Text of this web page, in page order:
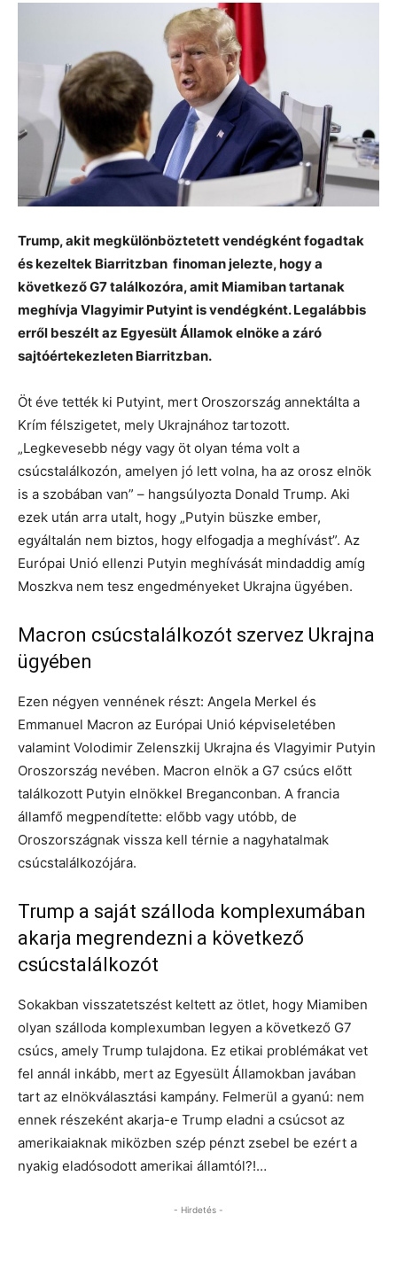
Trump, akit megkülönböztetett vendégként fogadtak
és kezeltek Biarritzban finoman jelezte, hogy a
következő G7 találkozóra, amit Miamiban tartanak
meghívja Vlagyimir Putyint is vendégként. Legalábbis
erről beszélt az Egyesült Államok elnöke a záró
sajtóértekezleten Biarritzban.
Öt éve tették ki Putyint, mert Oroszország annektálta a
Krím félszigetet, mely Ukrajnához tartozott.
„Legkevesebb négy vagy öt olyan téma volt a
csúcstalálkozón, amelyen jó lett volna, ha az orosz elnök
is a szobában van” – hangsúlyozta Donald Trump. Aki
ezek után arra utalt, hogy „Putyin büszke ember,
egyáltalán nem biztos, hogy elfogadja a meghívást”. Az
Európai Unió ellenzi Putyin meghívását mindaddig amíg
Moszkva nem tesz engedményeket Ukrajna ügyében.
Macron csúcstalálkozót szervez Ukrajna
ügyében
Ezen négyen vennének részt: Angela Merkel és
Emmanuel Macron az Európai Unió képviseletében
valamint Volodimir Zelenszkij Ukrajna és Vlagyimir Putyin
Oroszország nevében. Macron elnök a G7 csúcs előtt
találkozott Putyin elnökkel Breganconban. A francia
államfő megpendítette: előbb vagy utóbb, de
Oroszországnak vissza kell térnie a nagyhatalmak
csúcstalálkozójára.
Trump a saját szálloda komplexumában
akarja megrendezni a következő
csúcstalálkozót
Sokakban visszatetszést keltett az ötlet, hogy Miamiben
olyan szálloda komplexumban legyen a következő G7
csúcs, amely Trump tulajdona. Ez etikai problémákat vet
fel annál inkább, mert az Egyesült Államokban javában
tart az elnökválasztási kampány. Felmerül a gyanú: nem
ennek részeként akarja-e Trump eladni a csúcsot az
amerikaiaknak miközben szép pénzt zsebel be ezért a
nyakig eladósodott amerikai államtól?!…
- Hirdetés -